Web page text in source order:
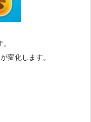
変化します。